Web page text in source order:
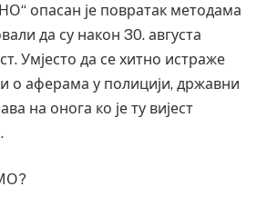
опасан је повратак методама
да су након 30. августа
Умјесто да се хитно истраже
о аферама у полицији, државни
на онога ко је ту вијест